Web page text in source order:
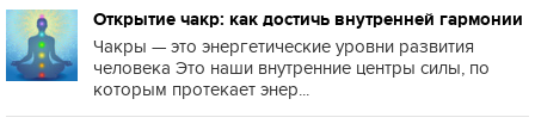
Открытие чакр: как достичь внутренней гармонии
Чакры — это энергетические уровни развития
человека Это наши внутренние центры силы, по
которым протекает энер...